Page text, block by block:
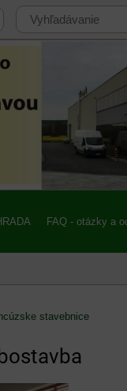
FAQ - otázky a
stavebnice